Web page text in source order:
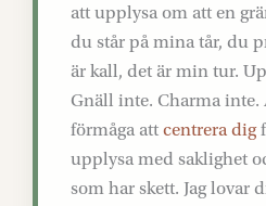
att upplysa om att en
du står på mina tår, du
är kall, det är min tur.
Gnäll inte. Charma
förmåga att centrera dig
upplysa med saklighet
som har skett. Jag lovar